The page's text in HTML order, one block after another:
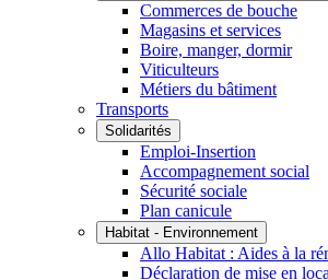
Commerces de bouche
Magasins et services
Boire, manger, dormir
Viticulteurs
Métiers du bâtiment
Transports
Solidarités
Emploi-Insertion
Accompagnement social
Sécurité sociale
Plan canicule
Habitat - Environnement
Allo Habitat : Aides à la
Déclaration de mise en